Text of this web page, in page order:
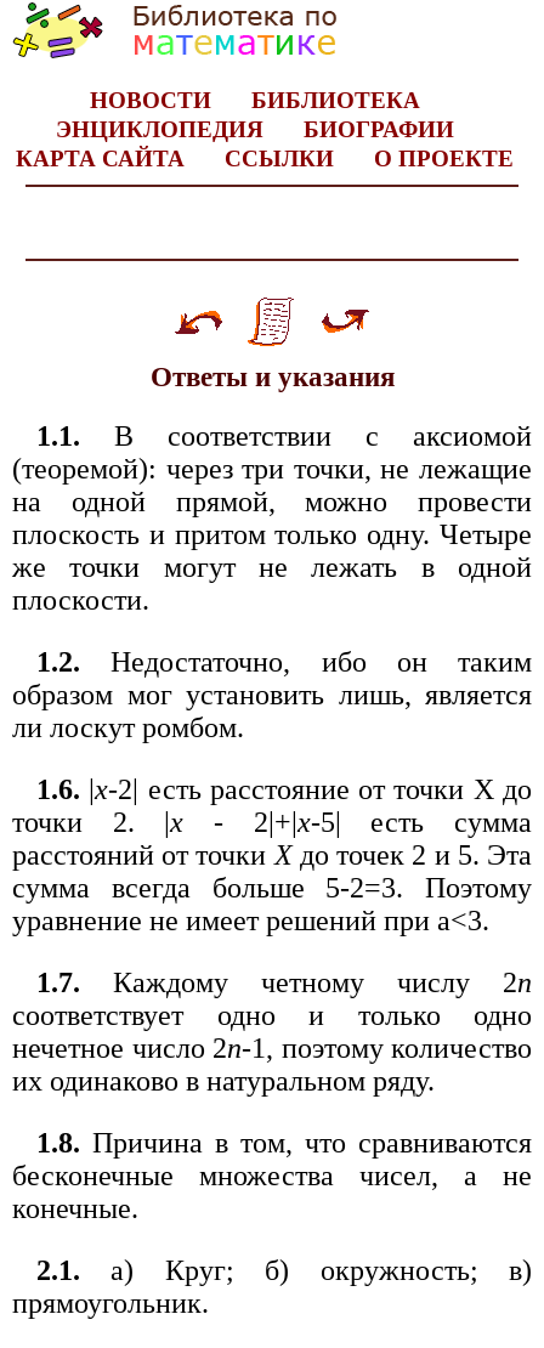
НОВОСТИ
БИБЛИОТЕКА
ЭНЦИКЛОПЕДИЯ
БИОГРАФИИ
КАРТА САЙТА
ССЫЛКИ О ПРОЕКТЕ
Ответы и указания
1.1. В соответствии с аксиомой
(теоремой): через три точки, не лежащие
на одной прямой, можно провести
плоскость и притом только одну. Четыре
же точки могут не лежать в одной
плоскости.
1.2. Недостаточно, ибо он таким
образом мог установить лишь, является
ли лоскут ромбом.
1.6. |х-2| есть расстояние от точки X до
точки 2. |х - 2|+|х-5| есть сумма
расстояний от точкиXдо точек 2 и 5. Эта
сумма всегда больше 5-2=3. Поэтому
уравнение не имеет решений при а<3.
1.7. Каждому четному числу 2n
соответствует одно и только одно
нечетное число 2n-1, поэтому количество
их одинаково в натуральном ряду.
1.8. Причина в том, что сравниваются
бесконечные множества чисел, а не
конечные.
2.1. а) Круг; б) окружность; в)
прямоугольник.